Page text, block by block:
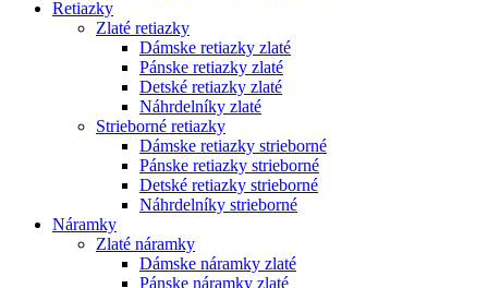
Retiazky
Zlaté retiazky
Dámske retiazky zlaté
Pánske retiazky zlaté
Detské retiazky zlaté
Náhrdelníky zlaté
Strieborné retiazky
Dámske retiazky strieborné
Pánske retiazky strieborné
Detské retiazky strieborné
Náhrdelníky strieborné
Náramky
Zlaté náramky
Dámske náramky zlaté
Pánske náramky zlaté